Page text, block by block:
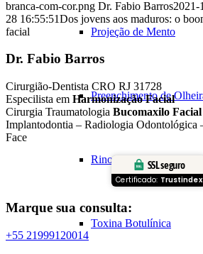
Projeção de Mento
Preenchimento de
Rinomodelação
Toxina Botulínica
branca-com-cor.png Dr. Fabio Barros2021-
28 16:55:51Dos jovens aos maduros: o
facial
Dr. Fabio Barros
Cirurgião-Dentista CRO RJ 31728
Especilista em Harmonização Facial
Cirurgia Traumatologia Bucomaxilo Facial
Implantodontia – Radiologia Odontológica
Face
SSL seguro
Certificado: Trustindex
Marque sua consulta:
+55 21999120014